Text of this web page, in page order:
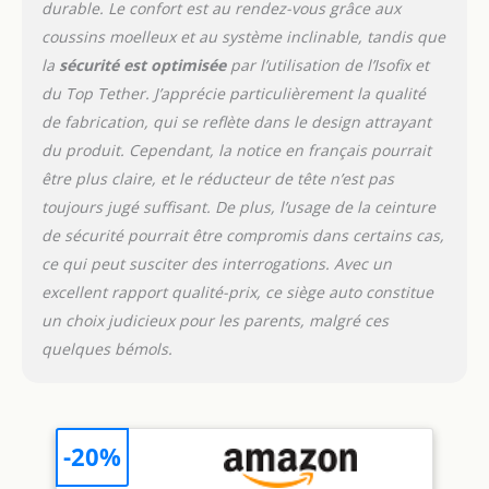
tendue sur un arceau du
véhicule à l'aide d'une
sangle à crochet.
𝐂𝐄𝐈𝐍𝐓𝐔𝐑𝐄𝐒 𝐃𝐄
𝐒É𝐂𝐔𝐑𝐈𝐓É 𝐄𝐓 𝐀𝐏𝐏𝐔𝐈𝐄-
𝐓Ê𝐓𝐄 : Avec le harnais
bien rembourré, la peau
de votre enfant est
protégée de manière
optimale contre les
écorchures dues à la
ceinture. Ainsi, les
blessures de la peau de
votre enfant sont exclues
est toujours bien assis
dans le siège auto pour
enfant. 𝐐𝐔𝐀𝐓𝐑𝐄
durable. Le confort est au rendez-vous grâce aux
coussins moelleux et au système inclinable, tandis que
la sécurité est optimiséepar l’utilisation de l’Isofix et
du Top Tether. J’apprécie particulièrement la qualité
de fabrication, qui se reflète dans le design attrayant
du produit. Cependant, la notice en français pourrait
être plus claire, et le réducteur de tête n’est pas
toujours jugé suffisant. De plus, l’usage de la ceinture
de sécurité pourrait être compromis dans certains cas,
ce qui peut susciter des interrogations. Avec un
excellent rapport qualité-prix, ce siège auto constitue
un choix judicieux pour les parents, malgré ces
quelques bémols.
-20%